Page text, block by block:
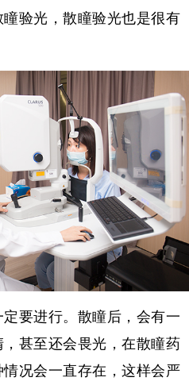
验光，散瞳验光也是很有
要进行。散瞳后，会有一
甚至还会畏光，在散瞳药
况会一直存在，这样会严